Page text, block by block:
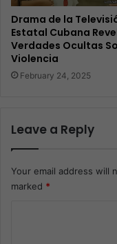
Drama de la
Estatal Cubana
Verdades Ocultas
Violencia
February 24, 2025
Leave a Reply
Your email address will
marked *